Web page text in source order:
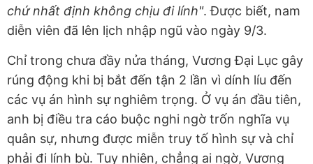
chứ nhất định không chịu đi lính". Được biết, nam
diễn viên đã lên lịch nhập ngũ vào ngày 9/3.
Chỉ trong chưa đầy nửa tháng, Vương Đại Lục gây
rúng động khi bị bắt đến tận 2 lần vì dính líu đến
các vụ án hình sự nghiêm trọng. Ở vụ án đầu tiên,
anh bị điều tra cáo buộc nghi ngờ trốn nghĩa vụ
quân sự, nhưng được miễn truy tố hình sự và chỉ
phải đi lính bù. Tuy nhiên, chẳng ai ngờ, Vương